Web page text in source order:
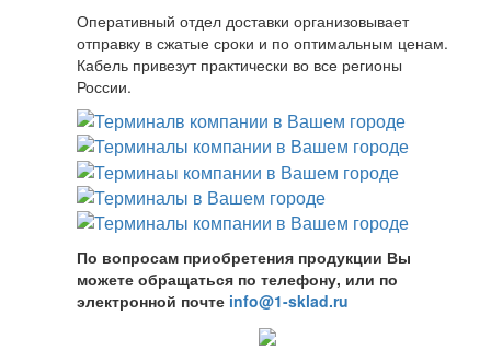
Оперативный отдел доставки организовывает
отправку в сжатые сроки и по оптимальным ценам.
Кабель привезут практически во все регионы
России.
По вопросам приобретения продукции Вы
можете обращаться по телефону, или по
электронной почте info@1-sklad.ru